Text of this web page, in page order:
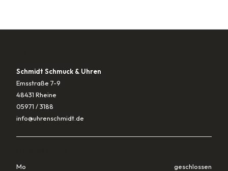
Schmidt Schmuck & Uhren
Emsstraße 7-9
48431 Rheine
05971 / 3188
info@uhrenschmidt.de
Mo
geschlossen